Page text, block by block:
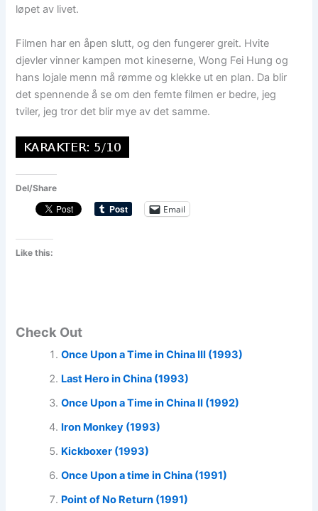
løpet av livet.
Filmen har en åpen slutt, og den fungerer greit. Hvite
djevler vinner kampen mot kineserne, Wong Fei Hung og
hans lojale menn må rømme og klekke ut en plan. Da blir
det spennende å se om den femte filmen er bedre, jeg
tviler, jeg tror det blir mye av det samme.
Del/Share
Email
Like this:
Check Out
Once Upon a Time in China III (1993)
Last Hero in China (1993)
Once Upon a Time in China II (1992)
Iron Monkey (1993)
Kickboxer (1993)
Once Upon a time in China (1991)
Point of No Return (1991)